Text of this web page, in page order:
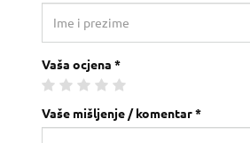
Vaša ocjena *
Vaše mišljenje / komentar *